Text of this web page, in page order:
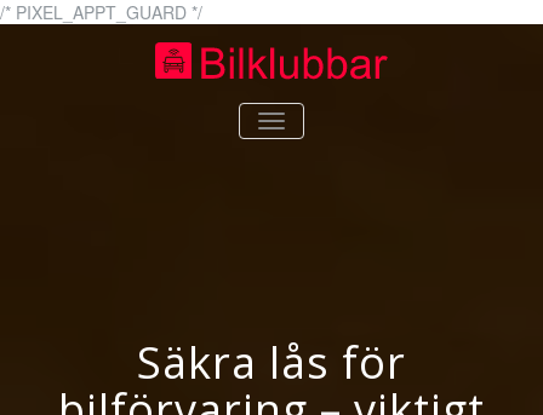
/* PIXEL_APPT_GUARD */Skip
content
bilklubbar.sebilklubbar.se – Allt om bilar
TOGGLE
NAVIGATION
Säkra lås för